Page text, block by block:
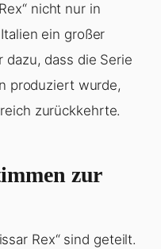
nicht nur in
ein großer
dazu, dass die Serie
produziert wurde,
zurückkehrte.
zur
Rex“ sind geteilt.